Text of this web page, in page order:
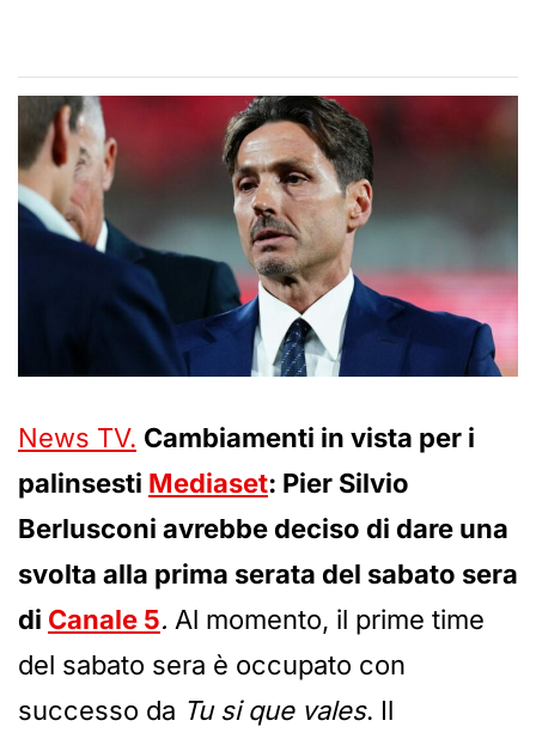
News TV. Cambiamenti in vista per i
palinsesti Mediaset: Pier Silvio
Berlusconi avrebbe deciso di dare una
svolta alla prima serata del sabato sera
di Canale 5. Al momento, il prime time
del sabato sera è occupato con
successo da Tu si que vales. Il